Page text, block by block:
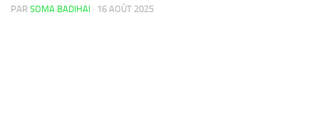
PAR SOMA BADIHAI · 16 AOÛT 2025